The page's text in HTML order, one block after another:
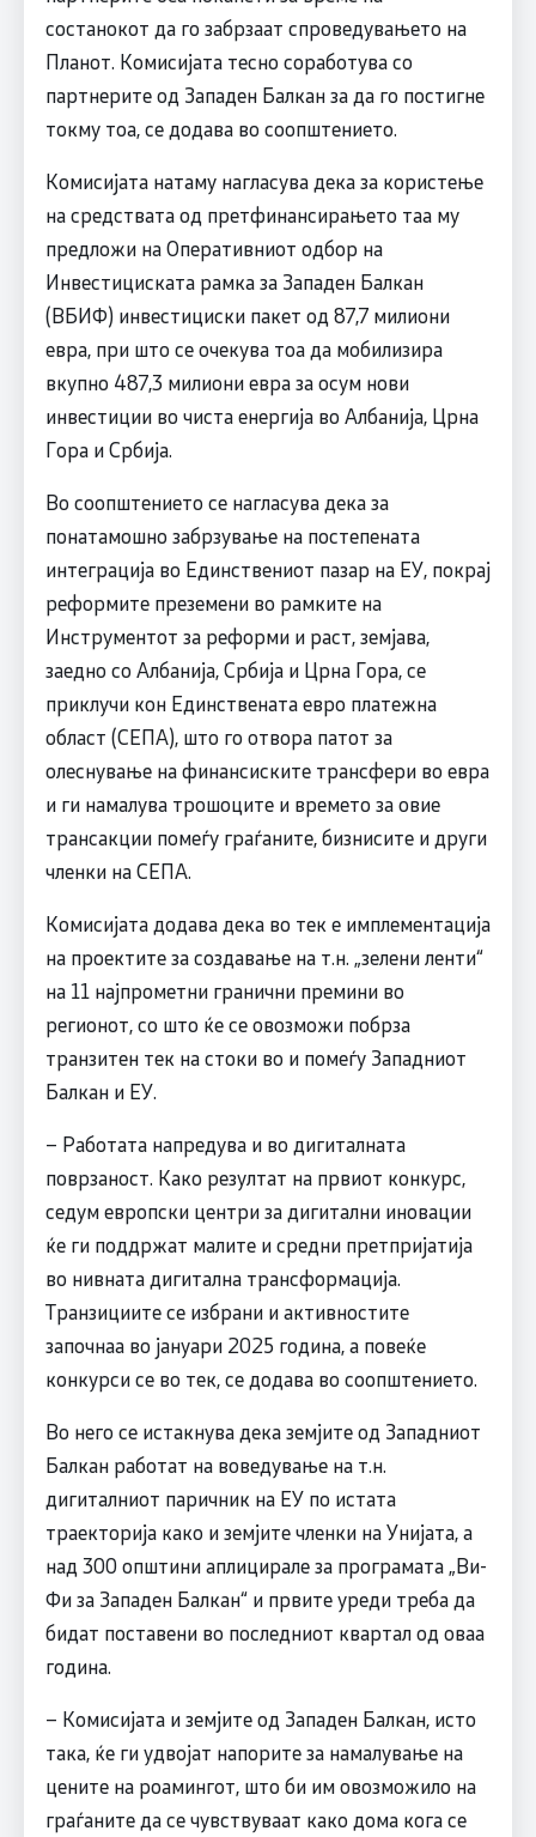
состанокот да го забрзаат спроведувањето на
Планот. Комисијата тесно соработува со
партнерите од Западен Балкан за да го постигне
токму тоа, се додава во соопштението.
Комисијата натаму нагласува дека за користење
на средствата од претфинансирањето таа му
предложи на Оперативниот одбор на
Инвестициската рамка за Западен Балкан
(ВБИФ) инвестициски пакет од 87,7 милиони
евра, при што се очекува тоа да мобилизира
вкупно 487,3 милиони евра за осум нови
инвестиции во чиста енергија во Албанија, Црна
Гора и Србија.
Во соопштението се нагласува дека за
понатамошно забрзување на постепената
интеграција во Единствениот пазар на ЕУ, покрај
реформите преземени во рамките на
Инструментот за реформи и раст, земјава,
заедно со Албанија, Србија и Црна Гора, се
приклучи кон Единствената евро платежна
област (СЕПА), што го отвора патот за
олеснување на финансиските трансфери во евра
и ги намалува трошоците и времето за овие
трансакции помеѓу граѓаните, бизнисите и други
членки на СЕПА.
Комисијата додава дека во тек е имплементација
на проектите за создавање на т.н. „зелени ленти“
на 11 најпрометни гранични премини во
регионот, со што ќе се овозможи побрза
транзитен тек на стоки во и помеѓу Западниот
Балкан и ЕУ.
– Работата напредува и во дигиталната
поврзаност. Како резултат на првиот конкурс,
седум европски центри за дигитални иновации
ќе ги поддржат малите и средни претпријатија
во нивната дигитална трансформација.
Транзициите се избрани и активностите
започнаа во јануари 2025 година, а повеќе
конкурси се во тек, се додава во соопштението.
Во него се истакнува дека земјите од Западниот
Балкан работат на воведување на т.н.
дигиталниот паричник на ЕУ по истата
траекторија како и земјите членки на Унијата, а
над 300 општини аплицирале за програмата „Ви-
Фи за Западен Балкан“ и првите уреди треба да
бидат поставени во последниот квартал од оваа
година.
– Комисијата и земјите од Западен Балкан, исто
така, ќе ги удвојат напорите за намалување на
цените на роамингот, што би им овозможило на
граѓаните да се чувствуваат како дома кога се